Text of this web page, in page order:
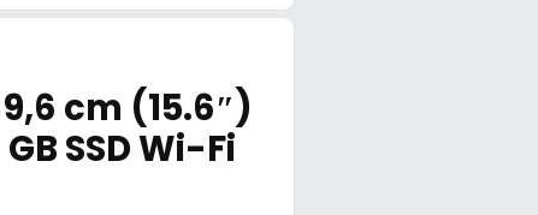
cm (15.6″)
SSD Wi-Fi